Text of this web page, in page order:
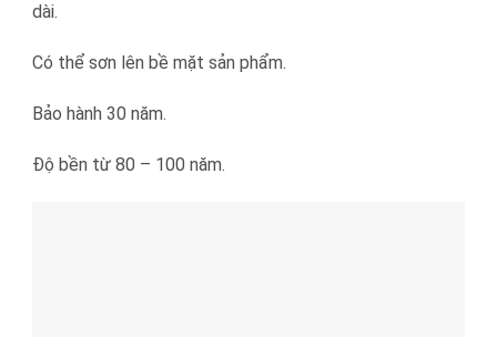
dài.
Có thể sơn lên bề mặt sản phẩm.
Bảo hành 30 năm.
Độ bền từ 80 – 100 năm.